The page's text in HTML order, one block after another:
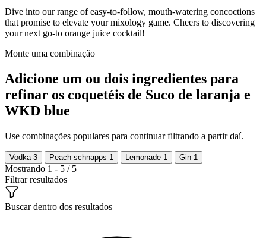
Dive into our range of easy-to-follow, mouth-watering concoctions
that promise to elevate your mixology game. Cheers to discovering
your next go-to orange juice cocktail!
Monte uma combinação
Adicione um ou dois ingredientes para
refinar os coquetéis de Suco de laranja e
WKD blue
Use combinações populares para continuar filtrando a partir daí.
Vodka 3 Peach schnapps 1 Lemonade 1 Gin 1
Mostrando 1 - 5 / 5
Filtrar resultados
Buscar dentro dos resultados